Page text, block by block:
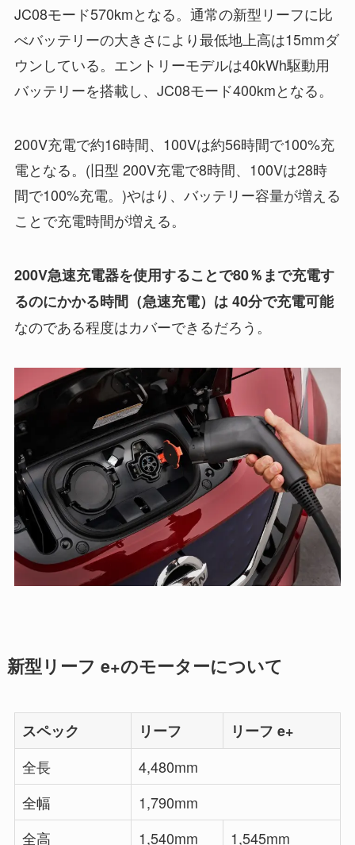
JC08モード570kmとなる。通常の新型リーフに比
べバッテリーの大きさにより最低地上高は15mmダ
ウンしている。エントリーモデルは40kWh駆動用
バッテリーを搭載し、JC08モード400kmとなる。
200V充電で約16時間、100Vは約56時間で100%充
電となる。(旧型 200V充電で8時間、100Vは28時
間で100%充電。)やはり、バッテリー容量が増える
ことで充電時間が増える。
200V急速充電器を使用することで80％まで充電す
るのにかかる時間（急速充電）は 40分で充電可能
なのである程度はカバーできるだろう。
新型リーフ e+のモーターについて
スペック リーフ
リーフ e+
全長
4,480mm
全幅
1,790mm
全高
1,540mm
1,545mm